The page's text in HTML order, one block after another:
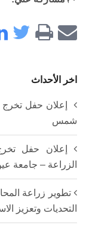
اخر الأحداث
إعلان حفل تخرج
شمس
إعلان حفل تخرج
الزراعة – جامعة
تطوير زراعة
التحديات وتعزيز